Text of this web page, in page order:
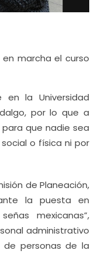
marcha el curso
la Universidad
por lo que a
que nadie sea
o física ni por
de Planeación,
la puesta en
mexicanas”,
administrativo
personas de la